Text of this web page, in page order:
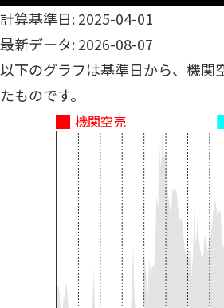
計算基準日: 2025-04-01
最新データ: 2026-08-07
以下のグラフは基準日から、機関
たものです。
機関空売